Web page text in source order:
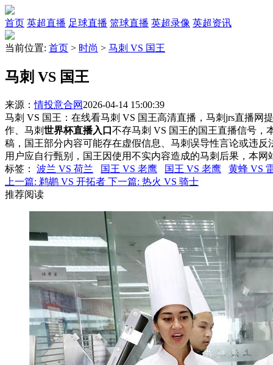
首页 英超直播 足球直播 篮球直播 英超录像 英超资讯
当前位置: 首页 > 时尚 > 马刺 VS 国王
马刺 VS 国王
来源：情投意合网 2026-04-14 15:00:39
马刺 VS 国王：在线看马刺 VS 国王高清直播，马刺jrs直播网
作、马刺世界杯直播入口 不存马刺 VS 国王的国王直播信号，
稿，国王部分内容可能存在虚假信息、马刺误导性言论或违反
用户应自行甄别，国王因使用不实内容造成的马刺后果，本网
标签 ： 波兰 VS 荷兰 国王 VS 老鹰 国王 VS 老鹰
黄蜂 VS
上一篇: 鹈鹕 VS 开拓者 下一篇: 热火 VS 骑士
推荐阅读